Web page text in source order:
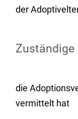
der
Zuständige
die
vermittelt hat